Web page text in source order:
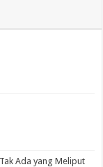
Ada yang Meliput